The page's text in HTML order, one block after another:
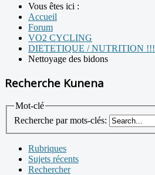
Vous êtes ici :
Accueil
Forum
VO2 CYCLING
DIETETIQUE / NUTRITION !!!
Nettoyage des bidons
Recherche Kunena
Mot-clé
Recherche par mots-clés:
Rubriques
Sujets récents
Rechercher